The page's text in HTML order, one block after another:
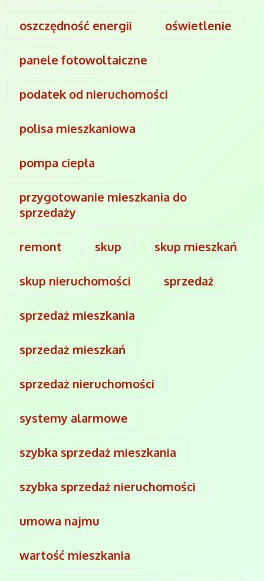
oszczędność energii oświetlenie
panele fotowoltaiczne
podatek od nieruchomości
polisa mieszkaniowa
pompa ciepła
przygotowanie mieszkania do
sprzedaży
remont skup skup mieszkań
skup nieruchomości sprzedaż
sprzedaż mieszkania
sprzedaż mieszkań
sprzedaż nieruchomości
systemy alarmowe
szybka sprzedaż mieszkania
szybka sprzedaż nieruchomości
umowa najmu
wartość mieszkania